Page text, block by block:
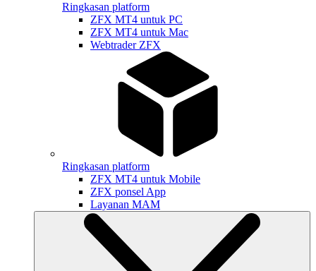
Ringkasan platform
ZFX MT4 untuk PC
ZFX MT4 untuk Mac
Webtrader ZFX
Ringkasan platform
ZFX MT4 untuk Mobile
ZFX ponsel App
Layanan MAM